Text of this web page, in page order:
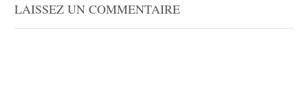
LAISSEZ UN COMMENTAIRE